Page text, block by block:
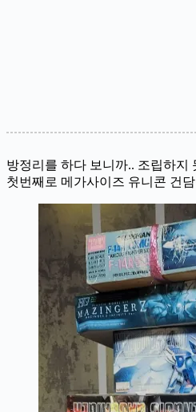
방정리를 하다 보니까.. 조립하지
첫번째로 메가사이즈 유니콘 건